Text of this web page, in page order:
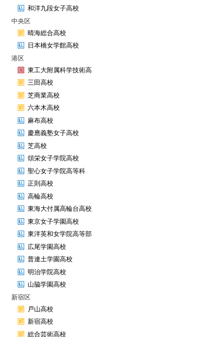
和洋九段女子高校
中央区
晴海総合高校
日本橋女学館高校
港区
東工大附属科学技術高
三田高校
芝商業高校
六本木高校
麻布高校
慶應義塾女子高校
芝高校
頌栄女子学院高校
聖心女子学院高等科
正則高校
高輪高校
東海大付属高輪台高校
東京女子学園高校
東洋英和女学院高等部
広尾学園高校
普連土学園高校
明治学院高校
山脇学園高校
新宿区
戸山高校
新宿高校
総合芸術高校